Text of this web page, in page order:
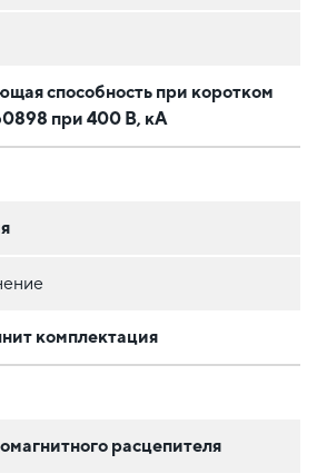
способность при коротком
при 400 В, кА
комплектация
расцепителя